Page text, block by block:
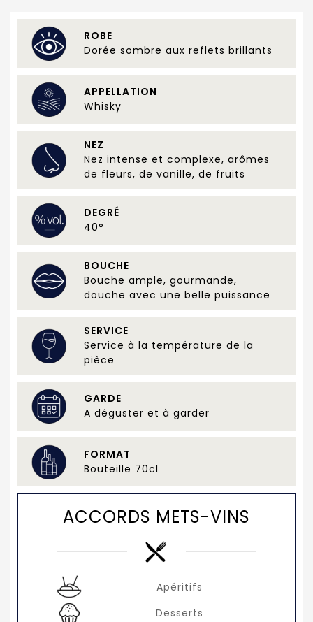
ROBE
Dorée sombre aux reflets brillants
APPELLATION
Whisky
NEZ
Nez intense et complexe, arômes
de fleurs, de vanille, de fruits
DEGRÉ
40°
BOUCHE
Bouche ample, gourmande,
douche avec une belle puissance
SERVICE
Service à la température de la
pièce
GARDE
A déguster et à garder
FORMAT
Bouteille 70cl
ACCORDS METS-VINS
Apéritifs
Desserts